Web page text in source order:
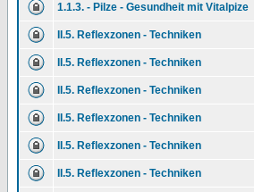
1.1.3. - Pilze - Gesundheit mit Vitalpize
II.5. Reflexzonen - Techniken
II.5. Reflexzonen - Techniken
II.5. Reflexzonen - Techniken
II.5. Reflexzonen - Techniken
II.5. Reflexzonen - Techniken
II.5. Reflexzonen - Techniken